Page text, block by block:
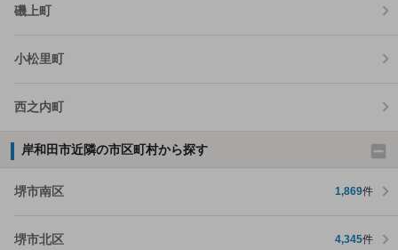
磯上町
小松里町
西之内町
岸和田市近隣の市区町村から探す
堺市南区 1,869件
堺市北区 4,345件